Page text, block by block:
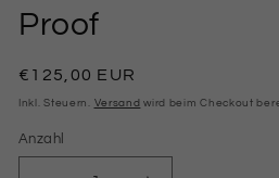
Proof
Normaler
Preis
€125,00 EUR
Inkl. Steuern. Versand wird beim Checkout
Anzahl
Anzahl